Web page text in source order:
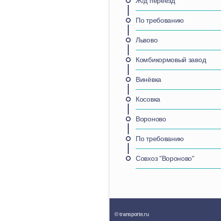
По требованию
Львово
Комбикормовый завод
Винёвка
Косовка
Вороново
По требованию
Совхоз "Вороново"
© transporte.ru